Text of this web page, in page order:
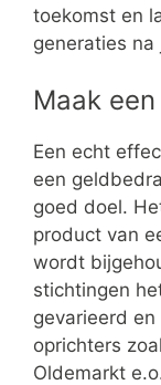
toekomst en
generaties na
Maak
Een echt
een
goed doel.
product van
wordt
stichtingen
gevarieerd
oprichters
Oldemarkt